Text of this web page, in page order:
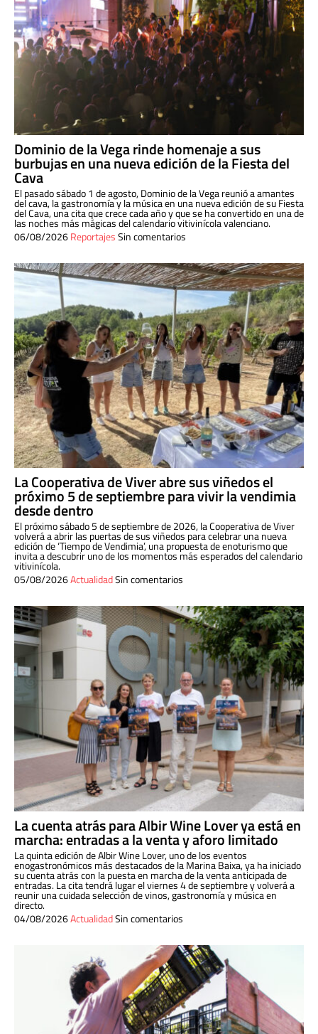
Dominio de la Vega rinde homenaje a sus
burbujas en una nueva edición de la Fiesta del
Cava
El pasado sábado 1 de agosto, Dominio de la Vega reunió a amantes
del cava, la gastronomía y la música en una nueva edición de su Fiesta
del Cava, una cita que crece cada año y que se ha convertido en una de
las noches más mágicas del calendario vitivinícola valenciano.
06/08/2026ReportajesSin comentarios
La Cooperativa de Viver abre sus viñedos el
próximo 5 de septiembre para vivir la vendimia
desde dentro
El próximo sábado 5 de septiembre de 2026, la Cooperativa de Viver
volverá a abrir las puertas de sus viñedos para celebrar una nueva
edición de ‘Tiempo de Vendimia’, una propuesta de enoturismo que
invita a descubrir uno de los momentos más esperados del calendario
vitivinícola.
05/08/2026ActualidadSin comentarios
La cuenta atrás para Albir Wine Lover ya está en
marcha: entradas a la venta y aforo limitado
La quinta edición de Albir Wine Lover, uno de los eventos
enogastronómicos más destacados de la Marina Baixa, ya ha iniciado
su cuenta atrás con la puesta en marcha de la venta anticipada de
entradas. La cita tendrá lugar el viernes 4 de septiembre y volverá a
reunir una cuidada selección de vinos, gastronomía y música en
directo.
04/08/2026ActualidadSin comentarios